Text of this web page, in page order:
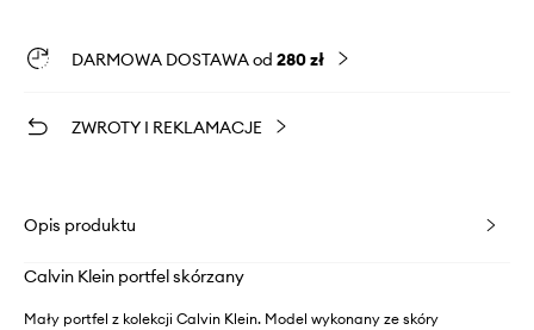
DARMOWA DOSTAWA od 280 zł
ZWROTY I REKLAMACJE
Opis produktu
Calvin Klein portfel skórzany
Mały portfel z kolekcji Calvin Klein. Model wykonany ze skóry